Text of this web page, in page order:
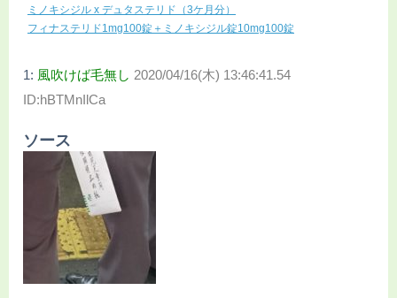
ミノキシジル x デュタステリド（3ケ月分）
フィナステリド1mg100錠＋ミノキシジル錠10mg100錠
1: 風吹けば毛無し 2020/04/16(木) 13:46:41.54
ID:hBTMnIlCa
ソース